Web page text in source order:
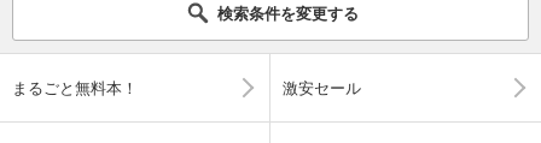
検索条件を変更する
まるごと無料本！ 激安セール